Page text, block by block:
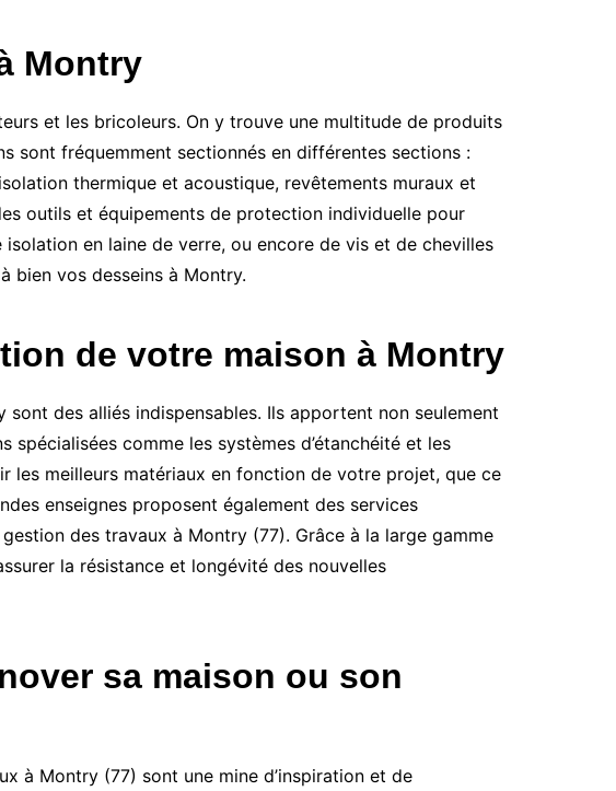
Montry
et les bricoleurs. On y trouve une multitude de produits
sont fréquemment sectionnés en différentes sections :
thermique et acoustique, revêtements muraux et
outils et équipements de protection individuelle pour
en laine de verre, ou encore de vis et de chevilles
bien vos desseins à Montry.
de votre maison à Montry
sont des alliés indispensables. Ils apportent non seulement
comme les systèmes d’étanchéité et les
les meilleurs matériaux en fonction de votre projet, que ce
enseignes proposent également des services
des travaux à Montry (77). Grâce à la large gamme
la résistance et longévité des nouvelles
sa maison ou son
à Montry (77) sont une mine d’inspiration et de